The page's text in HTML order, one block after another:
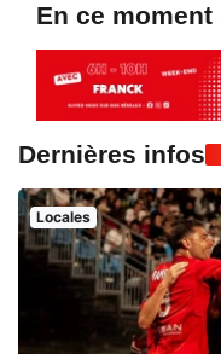
En ce moment
Dernières infos
Locales